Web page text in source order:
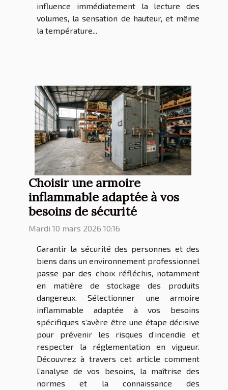
influence immédiatement la lecture des
volumes, la sensation de hauteur, et même
la température...
Choisir une armoire
inflammable adaptée à vos
besoins de sécurité
Mardi 10 mars 2026 10:16
Garantir la sécurité des personnes et des
biens dans un environnement professionnel
passe par des choix réfléchis, notamment
en matière de stockage des produits
dangereux. Sélectionner une armoire
inflammable adaptée à vos besoins
spécifiques s’avère être une étape décisive
pour prévenir les risques d’incendie et
respecter la réglementation en vigueur.
Découvrez à travers cet article comment
l’analyse de vos besoins, la maîtrise des
normes et la connaissance des